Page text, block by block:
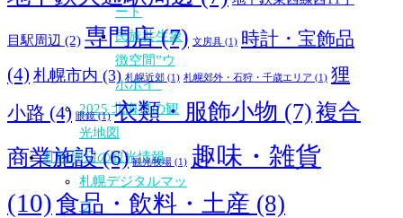
ート
民族共生象
徴空間”ウ
ポポイ”
2025 北海道の観
光地図
札幌周辺の観光情報
札幌デジタルマッ
プ
目駅周辺 (2) 専門店(7) 文房具 (1) 時計・宝飾品
(4) 札幌市内 (3) 札幌近郊 (1) 札幌郊外・石狩・千歳エリア (1) 狸
小路 (4) 眼鏡(1) 衣類・服飾小物 (7)複合
商業施設(6) 観光牧場 (1) 趣味・雑貨
(10)食品・飲料・土産 (8)